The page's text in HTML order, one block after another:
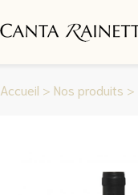
Accueil > Nos produits >